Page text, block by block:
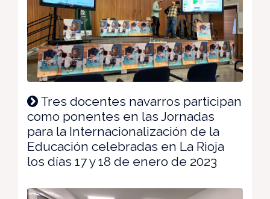
Tres docentes navarros participan
como ponentes en las Jornadas
para la Internacionalización de la
Educación celebradas en La Rioja
los días 17 y 18 de enero de 2023